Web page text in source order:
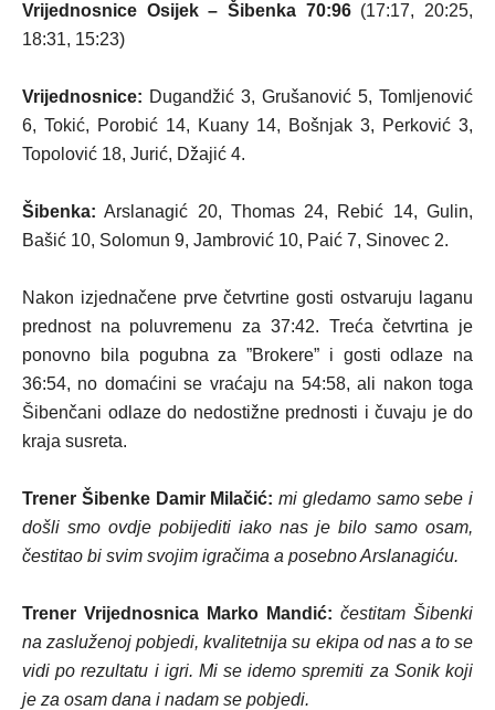
Vrijednosnice Osijek – Šibenka 70:96(17:17, 20:25,
18:31, 15:23)
Vrijednosnice: Dugandžić 3, Grušanović 5, Tomljenović
6, Tokić, Porobić 14, Kuany 14, Bošnjak 3, Perković 3,
Topolović 18, Jurić, Džajić 4.
Šibenka: Arslanagić 20, Thomas 24, Rebić 14, Gulin,
Bašić 10, Solomun 9, Jambrović 10, Paić 7, Sinovec 2.
Nakon izjednačene prve četvrtine gosti ostvaruju laganu
prednost na poluvremenu za 37:42. Treća četvrtina je
ponovno bila pogubna za ”Brokere” i gosti odlaze na
36:54, no domaćini se vraćaju na 54:58, ali nakon toga
Šibenčani odlaze do nedostižne prednosti i čuvaju je do
kraja susreta.
Trener Šibenke Damir Milačić: mi gledamo samo sebe i
došli smo ovdje pobijediti iako nas je bilo samo osam,
čestitao bi svim svojim igračima a posebno Arslanagiću.
Trener Vrijednosnica Marko Mandić: čestitam Šibenki
na zasluženoj pobjedi, kvalitetnija su ekipa od nas a to se
vidi po rezultatu i igri. Mi se idemo spremiti za Sonik koji
je za osam dana i nadam se pobjedi.